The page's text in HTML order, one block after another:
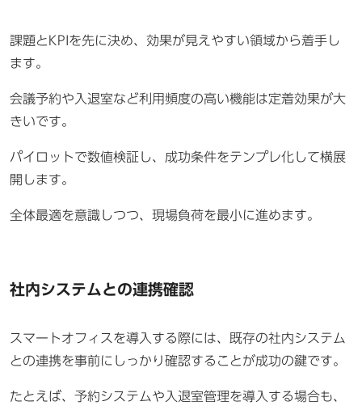
課題とKPIを先に決め、効果が見えやすい領域から着手し
ます。
会議予約や入退室など利用頻度の高い機能は定着効果が大
きいです。
パイロットで数値検証し、成功条件をテンプレ化して横展
開します。
全体最適を意識しつつ、現場負荷を最小に進めます。
社内システムとの連携確認
スマートオフィスを導入する際には、既存の社内システム
との連携を事前にしっかり確認することが成功の鍵です。
たとえば、予約システムや入退室管理を導入する場合も、